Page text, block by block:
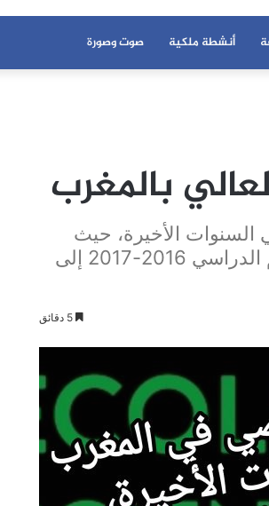
أنشطة ملكية صوت وصورة
بالمغرب
الأخيرة، حيث
ارتفع عدد الطلبة المسجلين من 43 ألف و616 في الموسم الدراسي 2016-2017 إلى